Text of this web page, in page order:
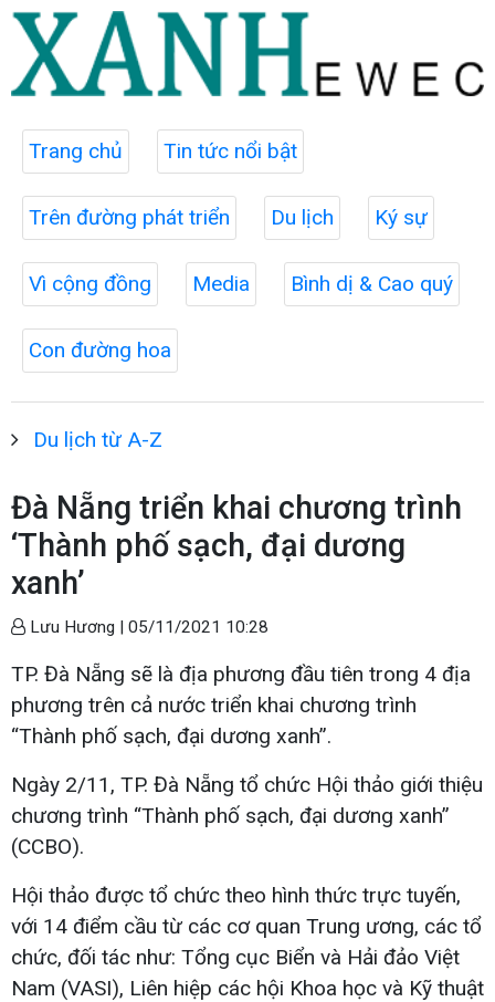
Trang chủ Tin tức nổi bật
Trên đường phát triển Du lịch Ký sự
Vì cộng đồng Media Bình dị & Cao quý
Con đường hoa
Du lịch từ A-Z
Đà Nẵng triển khai chương trình
‘Thành phố sạch, đại dương
xanh’
Lưu Hương | 05/11/2021 10:28
TP. Đà Nẵng sẽ là địa phương đầu tiên trong 4 địa
phương trên cả nước triển khai chương trình
“Thành phố sạch, đại dương xanh”.
Ngày 2/11, TP. Đà Nẵng tổ chức Hội thảo giới thiệu
chương trình “Thành phố sạch, đại dương xanh”
(CCBO).
Hội thảo được tổ chức theo hình thức trực tuyến,
với 14 điểm cầu từ các cơ quan Trung ương, các tổ
chức, đối tác như: Tổng cục Biển và Hải đảo Việt
Nam (VASI), Liên hiệp các hội Khoa học và Kỹ thuật